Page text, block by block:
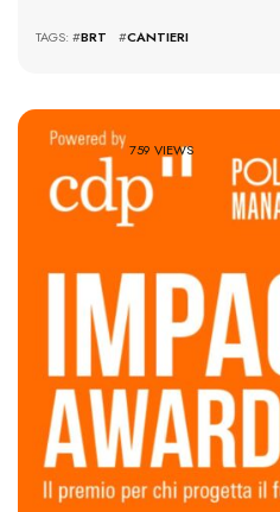
TAGS: #BRT #CANTIERI
759 VIEWS